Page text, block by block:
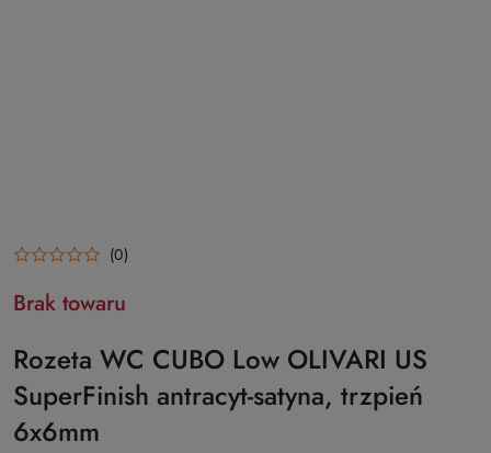
(0)
Brak towaru
Rozeta WC CUBO Low OLIVARI US
SuperFinish antracyt-satyna, trzpień
6x6mm